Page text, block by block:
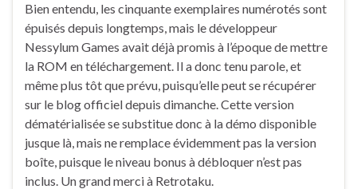
Bien entendu, les cinquante exemplaires numérotés sont
épuisés depuis longtemps, mais le développeur
Nessylum Games avait déjà promis à l’époque de mettre
la ROM en téléchargement. Il a donc tenu parole, et
même plus tôt que prévu, puisqu’elle peut se récupérer
sur le blog officiel depuis dimanche. Cette version
dématérialisée se substitue donc à la démo disponible
jusque là, mais ne remplace évidemment pas la version
boîte, puisque le niveau bonus à débloquer n’est pas
inclus. Un grand merci à Retrotaku.